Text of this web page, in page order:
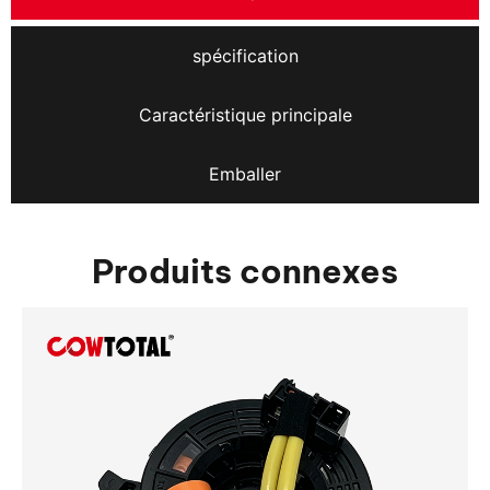
spécification
Caractéristique principale
Emballer
Produits connexes